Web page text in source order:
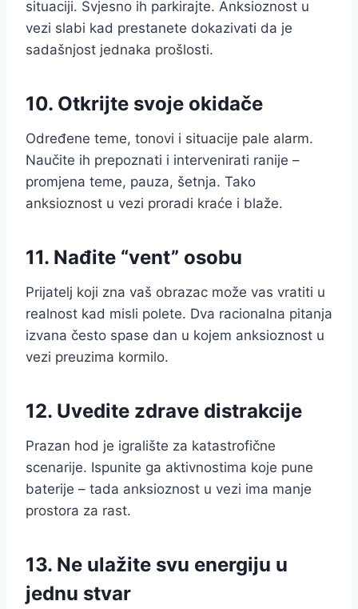
situaciji. Svjesno ih parkirajte. Anksioznost u
vezi slabi kad prestanete dokazivati da je
sadašnjost jednaka prošlosti.
10. Otkrijte svoje okidače
Određene teme, tonovi i situacije pale alarm.
Naučite ih prepoznati i intervenirati ranije –
promjena teme, pauza, šetnja. Tako
anksioznost u vezi proradi kraće i blaže.
11. Nađite “vent” osobu
Prijatelj koji zna vaš obrazac može vas vratiti u
realnost kad misli polete. Dva racionalna pitanja
izvana često spase dan u kojem anksioznost u
vezi preuzima kormilo.
12. Uvedite zdrave distrakcije
Prazan hod je igralište za katastrofične
scenarije. Ispunite ga aktivnostima koje pune
baterije – tada anksioznost u vezi ima manje
prostora za rast.
13. Ne ulažite svu energiju u
jednu stvar